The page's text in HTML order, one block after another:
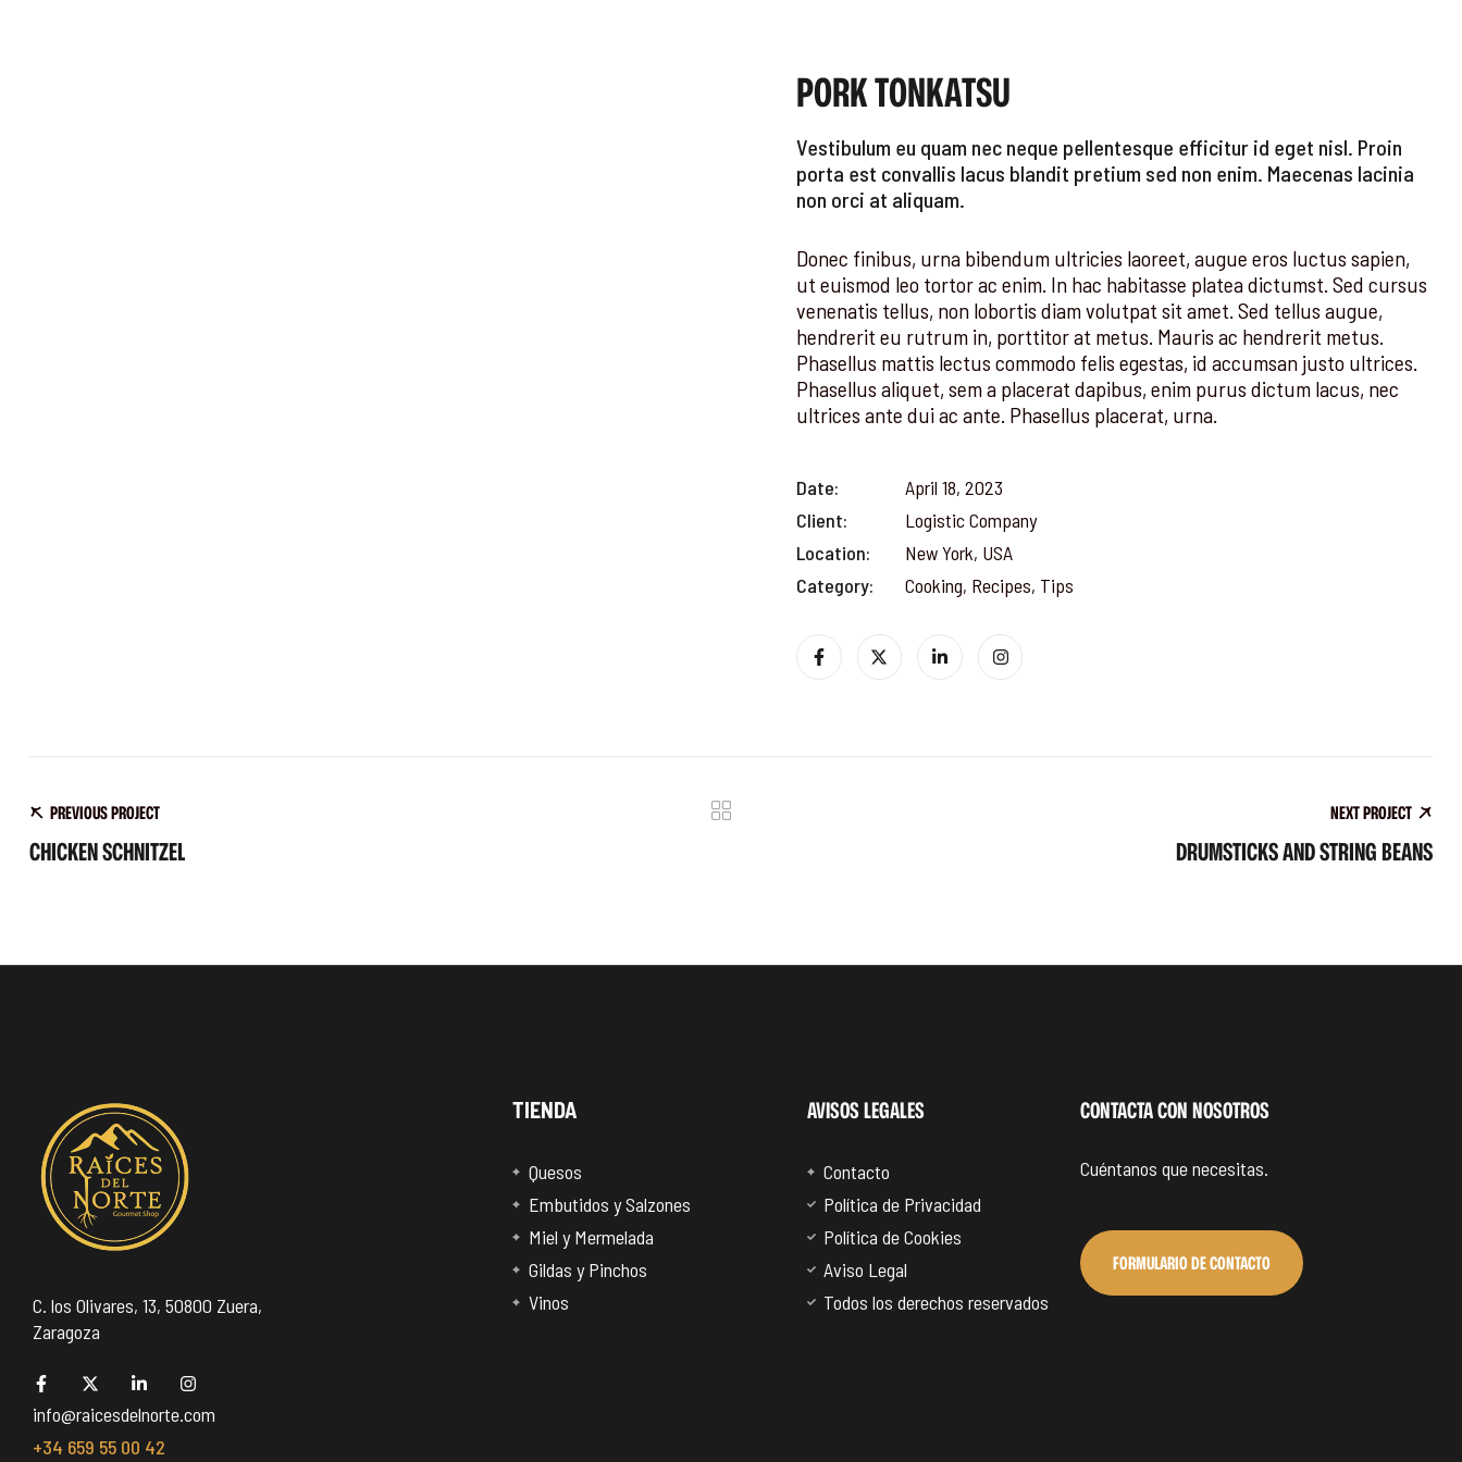
PORK TONKATSU
Vestibulum eu quam nec neque pellentesque efficitur id eget nisl. Proin
porta est convallis lacus blandit pretium sed non enim. Maecenas lacinia
non orci at aliquam.
Donec finibus, urna bibendum ultricies laoreet, augue eros luctus sapien,
ut euismod leo tortor ac enim. In hac habitasse platea dictumst. Sed cursus
venenatis tellus, non lobortis diam volutpat sit amet. Sed tellus augue,
hendrerit eu rutrum in, porttitor at metus. Mauris ac hendrerit metus.
Phasellus mattis lectus commodo felis egestas, id accumsan justo ultrices.
Phasellus aliquet, sem a placerat dapibus, enim purus dictum lacus, nec
ultrices ante dui ac ante. Phasellus placerat, urna.
Date:
April 18, 2023
Client:
Logistic Company
Location:
New York, USA
Category:
Cooking, Recipes, Tips
PREVIOUS PROJECT
CHICKEN SCHNITZEL
NEXT PROJECT
DRUMSTICKS AND STRING BEANS
C. los Olivares, 13, 50800 Zuera,
Zaragoza
info@raicesdelnorte.com
+34 659 55 00 42
TIENDA
Quesos
Embutidos y Salzones
Miel y Mermelada
Gildas y Pinchos
Vinos
AVISOS LEGALES
Contacto
Política de Privacidad
Política de Cookies
Aviso Legal
Todos los derechos reservados
CONTACTA CON NOSOTROS
Cuéntanos que necesitas.
FORMULARIO DE CONTACTO